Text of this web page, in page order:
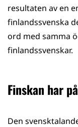
resultaten av en
finlandssvenska
ord med samma
Finskan har
Den